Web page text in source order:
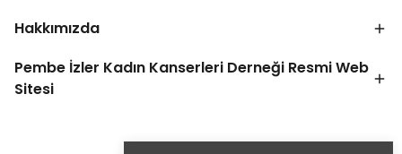
Hakkımızda
Pembe İzler Kadın Kanserleri Derneği Resmi Web
Sitesi